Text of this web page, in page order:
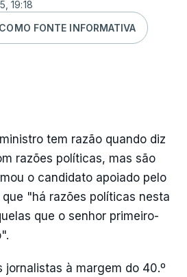
19:18
FONTE INFORMATIVA
tem razão quando diz
razões políticas, mas são
o candidato apoiado pelo
"há razões políticas nesta
que o senhor primeiro-
jornalistas à margem do 40.º